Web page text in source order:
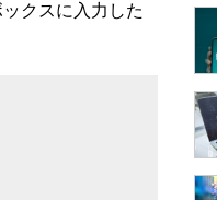
クスに入力した